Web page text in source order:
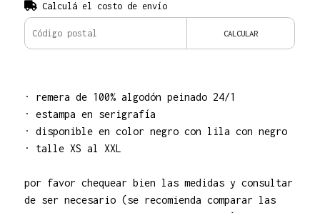
Calculá el costo de envío
CALCULAR
· remera de 100% algodón peinado 24/1
· estampa en serigrafía
· disponible en color negro con lila con negro
· talle XS al XXL
por favor chequear bien las medidas y consultar
de ser necesario (se recomienda comparar las